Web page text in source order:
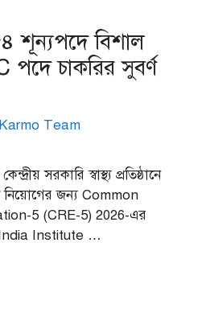
শূন্যপদে বিশাল
পদে চাকরির সুবর্ণ
Team
সরকারি স্বাস্থ্য প্রতিষ্ঠানে
নিয়োগের জন্য Common
5 (CRE-5) 2026-এর
India Institute …